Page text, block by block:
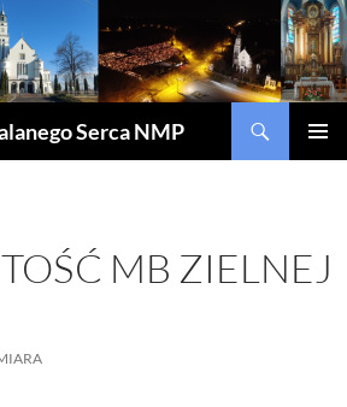
Serca NMP
MB ZIELNEJ